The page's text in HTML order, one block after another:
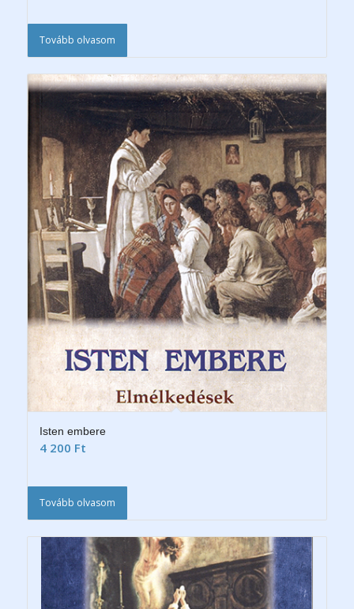
Tovább olvasom
Isten embere
4 200 Ft
Tovább olvasom